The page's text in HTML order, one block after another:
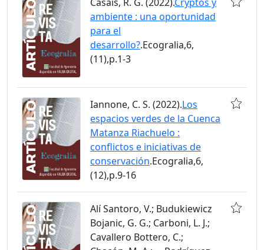
ambiente : una oportunidad
para el
desarrollo?.Ecogralia,6,
(11),p.1-3
Iannone, C. S. (2022).Los
espacios verdes de la Cuenca
Matanza Riachuelo :
conflictos e iniciativas de
conservación.Ecogralia,6,
(12),p.9-16
Alí Santoro, V.; Budukiewicz
Bojanic, G. G.; Carboni, L. J.;
Cavallero Bottero, C.;